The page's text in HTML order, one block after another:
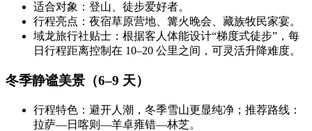
适合对象：登山、徒步爱好者。
行程亮点：夜宿草原营地、篝火晚会、藏族牧民家宴。
域龙旅行社贴士：根据客人体能设计“梯度式徒步”，每
日行程距离控制在 10–20 公里之间，可灵活升降难度。
冬季静谧美景（6–9 天）
行程特色：避开人潮，冬季雪山更显纯净；推荐路线：
拉萨—日喀则—羊卓雍错—林芝。